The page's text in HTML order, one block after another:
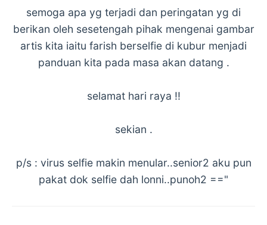
semoga apa yg terjadi dan peringatan yg di
berikan oleh sesetengah pihak mengenai gambar
artis kita iaitu farish berselfie di kubur menjadi
panduan kita pada masa akan datang .
selamat hari raya !!
sekian .
p/s : virus selfie makin menular..senior2 aku pun
pakat dok selfie dah lonni..punoh2 =="